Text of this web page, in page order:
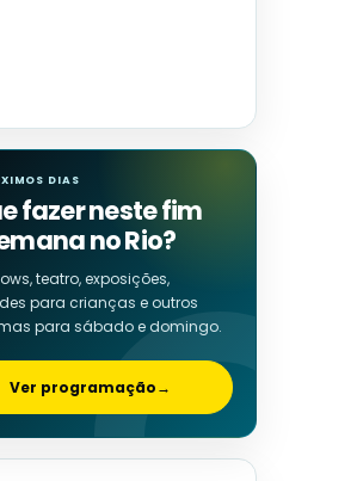
DIAS
fazer neste fim
no Rio?
teatro, exposições,
para crianças e outros
para sábado e domingo.
Ver programação→